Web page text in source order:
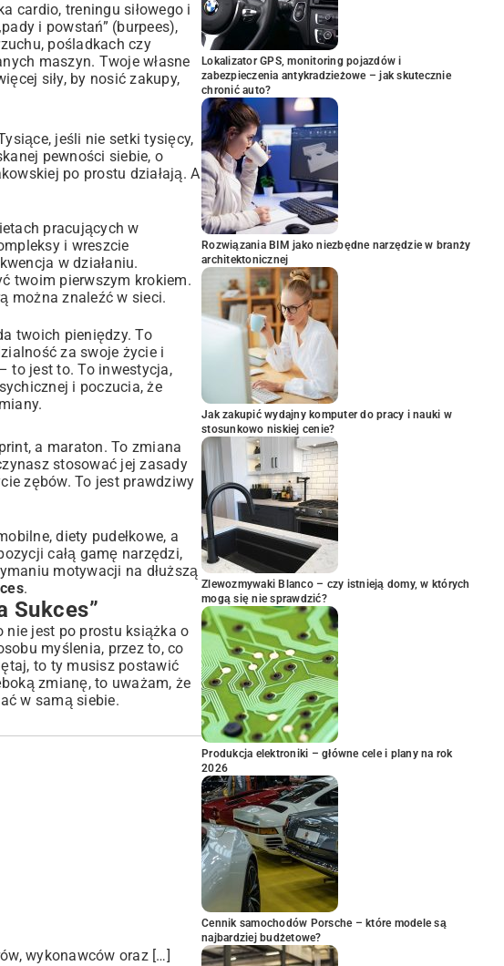
cardio, treningu siłowego i
i powstań” (burpees),
pośladkach czy
maszyn. Twoje własne
siły, by nosić zakupy,
jeśli nie setki tysięcy,
pewności siebie, o
po prostu działają. A
pracujących w
i wreszcie
w działaniu.
twoim pierwszym krokiem.
można znaleźć w sieci.
twoich pieniędzy. To
za swoje życie i
to jest to. To inwestycja,
i poczucia, że
a maraton. To zmiana
stosować jej zasady
zębów. To jest prawdziwy
diety pudełkowe, a
całą gamę narzędzi,
motywacji na dłuższą
.
Sukces”
nie jest po prostu książka o
myślenia, przez to, co
to ty musisz postawić
zmianę, to uważam, że
w samą siebie.
wykonawców oraz […]
Lokalizator GPS, monitoring pojazdów i
zabezpieczenia antykradzieżowe – jak skutecznie
chronić auto?
Rozwiązania BIM jako niezbędne narzędzie w branży
architektonicznej
Jak zakupić wydajny komputer do pracy i nauki w
stosunkowo niskiej cenie?
Zlewozmywaki Blanco – czy istnieją domy, w których
mogą się nie sprawdzić?
Produkcja elektroniki – główne cele i plany na rok
2026
Cennik samochodów Porsche – które modele są
najbardziej budżetowe?